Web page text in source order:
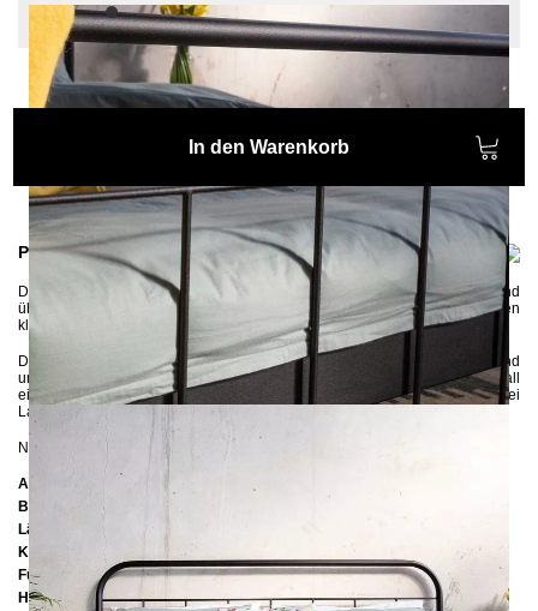
Farben:
Schwarz
In den Warenkorb
Produktinformationen
Das Metallbett AVOS wird
in liebevoller Handarbeit gefertigt und
überzeugt
mit seiner hohen Qualität. Dank den weichen Rundungen und den
klaren Linien fügt sich das Metallbett in jede Umgebung perfekt ein.
Das Metallbett wird in Handarbeit gefertigt und erhält eine hochwertige und
ungiftige Pulverbeschichtung, welche bei ca. 200 °C in das Metall
eingebrannt wird.In den Bettrahmen können sowohl ein als auch zwei
Lattenroste reingelegt werden.
NEU:
Abmessungen
Breite:
147 cm
Länge:
Kopfteilhöhe:
Füßteilhöhe:75 cm
Höhe bis zur Rahmenunterkante:25 cm